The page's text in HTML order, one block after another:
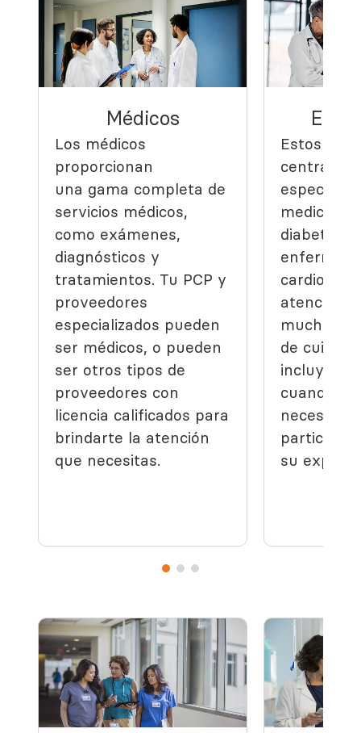
Médicos
Los médicos
proporcionan
una gama completa de
servicios médicos,
como exámenes,
diagnósticos y
tratamientos. Tu PCP y
proveedores
especializados pueden
ser médicos, o pueden
ser otros tipos de
proveedores con
licencia calificados para
brindarte la atención
que necesitas.
Estos
centran
específico
medicina,
diabetes
atención
mucho
de
incluye
cuando
su